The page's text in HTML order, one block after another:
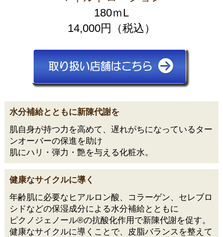
180ｍL
14,000円（税込）
水分補給とともに新陳代謝を
肌自身が持つ力を高めて、遅れがちになっているター
ンオーバーの保進を助け
肌にハリ・弾力・艶を与える化粧水。
健康なサイクルに導く
年齢肌に必要なヒアルロン酸、コラーゲン、セレブロ
シドなどの保湿成分による水分補給とともに
ピクノジェノール®の抗酸化作用で新陳代謝を促す。
健康なサイクルに導くことで、皮脂バランスを整えて